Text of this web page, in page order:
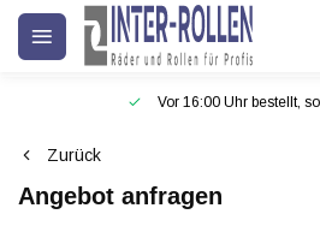
Vor 16:00 Uhr bestellt,
Zurück
Angebot anfragen